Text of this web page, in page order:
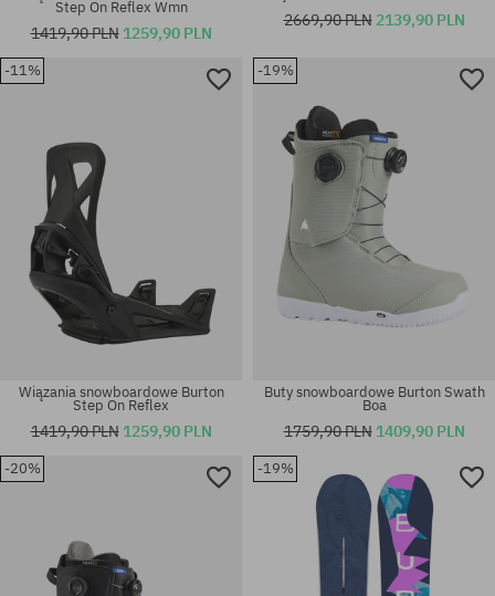
Dostępne rozmiary:
41.5; 42; 42.5; 44; 47
Dostępne rozmiary:
Step On Reflex Wmn
1419,90 PLN 1259,90 PLN
Dostępne rozmiary:
42; 43; 43.5; 44
2669,90 PLN 2139,90 PLN
-11%
Wiązania snowboardowe Burton
Step On Reflex
1419,90 PLN 1259,90 PLN
-19%
Buty snowboardowe Burton Swath
Boa
1759,90 PLN 1409,90 PLN
-20% -19%